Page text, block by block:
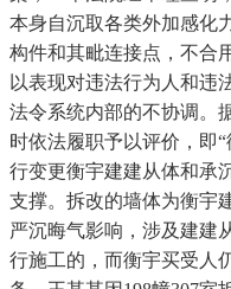
本身自沉取各类外加感化
构件和其毗连接点，不合
以表现对违法行为人和违
法令系统内部的不协调。
时依法履职予以评价，即
行变更衡宇建建从体和承
支撑。拆改的墙体为衡宇
严沉晦气影响，涉及建建
行施工的，而衡宇买受人